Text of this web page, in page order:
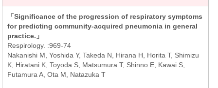
「Significance of the progression of respiratory symptoms
for predicting community-acquired pneumonia in general
practice.」
Respirology. :969-74
Nakanishi M, Yoshida Y, Takeda N, Hirana H, Horita T, Shimizu
K, Hiratani K, Toyoda S, Matsumura T, Shinno E, Kawai S,
Futamura A, Ota M, Natazuka T